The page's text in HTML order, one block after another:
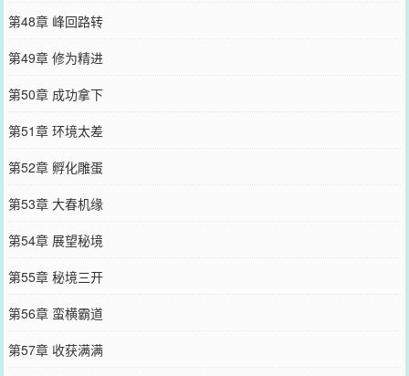
第48章 峰回路转
第49章 修为精进
第50章 成功拿下
第51章 环境太差
第52章 孵化雕蛋
第53章 大春机缘
第54章 展望秘境
第55章 秘境三开
第56章 蛮横霸道
第57章 收获满满